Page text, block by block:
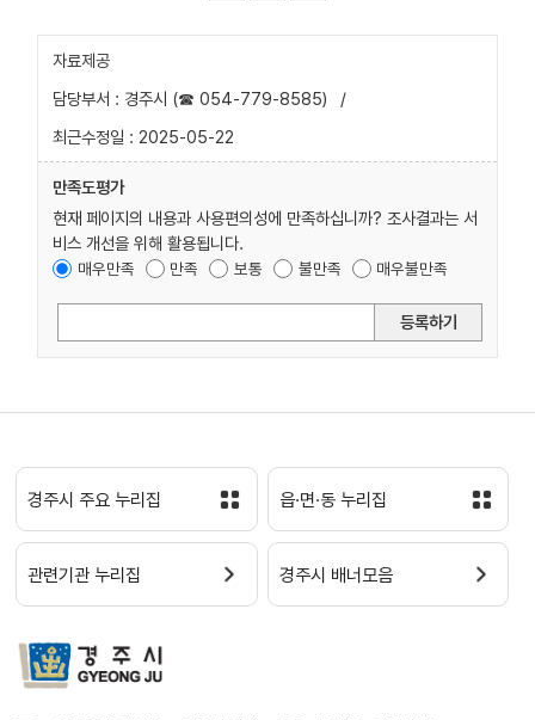
자료제공
담당부서 : 경주시 (☎ 054-779-8585)
/
최근수정일 : 2025-05-22
만족도평가
현재 페이지의 내용과 사용편의성에 만족하십니까? 조사결과는 서
비스 개선을 위해 활용됩니다.
매우만족 만족 보통 불만족 매우불만족
등록하기
경주시 주요 누리집 읍·면·동 누리집
관련기관 누리집 경주시 배너모음